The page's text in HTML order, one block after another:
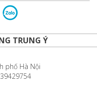
TRUNG Ý
phố Hà Nội